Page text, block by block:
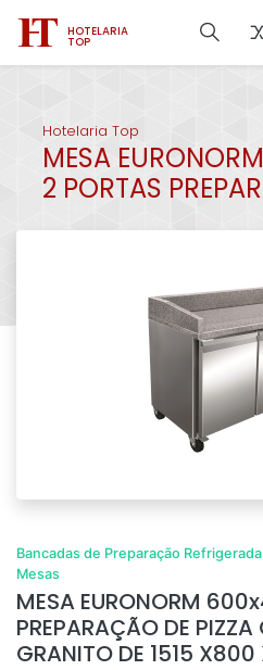
HOTELARIA
TOP
Hotelaria Top
MESA
2 PORTAS
Bancadas de Preparação
Mesas
MESA EURONORM
PREPARAÇÃO DE
GRANITO DE 1515